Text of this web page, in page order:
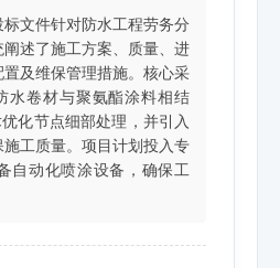
标文件针对防水工程劳务分
述了施工方案、质量、进
置及维保管理措施。核心采
水卷材与聚氨酯涂料相结
化节点细部处理，并引入
工质量。项目计划投入专
自动化喷涂设备，确保工